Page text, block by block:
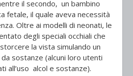
il secondo, un bambino
fetale, il quale aveva necessità
Oltre ai modelli di neonati, le
degli speciali occhiali che
la vista simulando un
sostanze (alcuni loro utenti
all’uso alcol e sostanze).